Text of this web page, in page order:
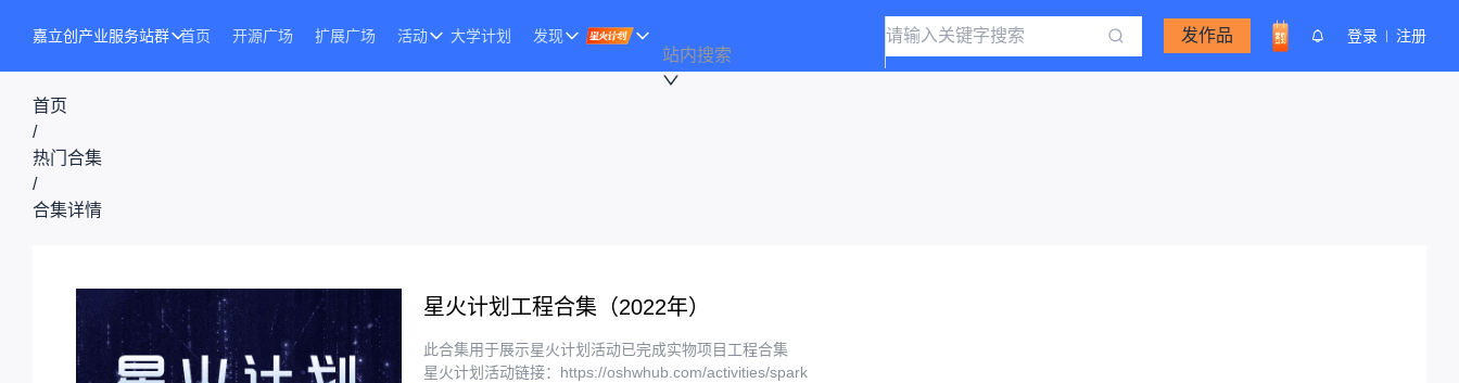
嘉立创产业服务站群 首页 开源广场 扩展广场 活动 大学计划 发现
站内搜索
发作品 登录 注册
首页
/
热门合集
/
合集详情
星火计划工程合集（2022年）
此合集用于展示星火计划活动已完成实物项目工程合集
星火计划活动链接：https://oshwhub.com/activities/spark